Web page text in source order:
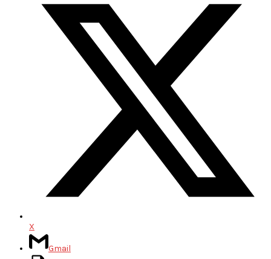
X
Gmail